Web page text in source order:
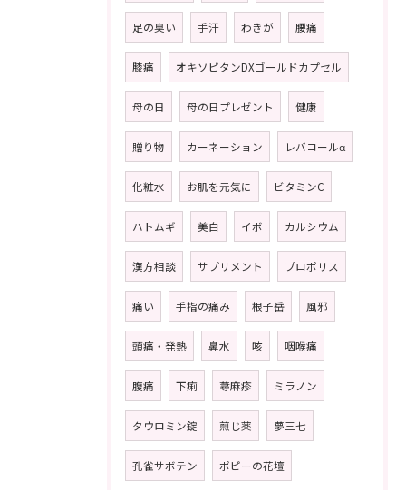
足の臭い 手汗 わきが 腰痛
膝痛 オキソピタンDXゴールドカプセル
母の日 母の日プレゼント 健康
贈り物 カーネーション レバコールα
化粧水 お肌を元気に ビタミンC
ハトムギ 美白 イボ カルシウム
漢方相談 サプリメント プロポリス
痛い 手指の痛み 根子岳 風邪
頭痛・発熱 鼻水 咳 咽喉痛
腹痛 下痢 蕁麻疹 ミラノン
タウロミン錠 煎じ薬 夢三七
孔雀サボテン ポピーの花壇